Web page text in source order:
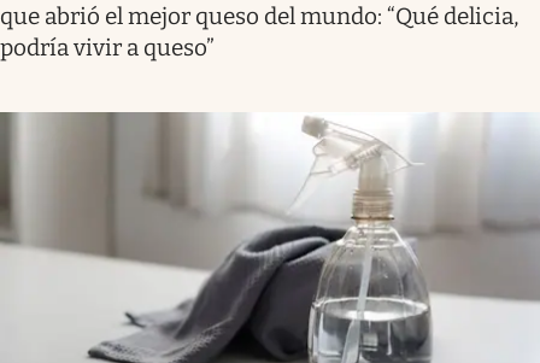
que abrió el mejor queso del mundo: “Qué delicia,
podría vivir a queso”